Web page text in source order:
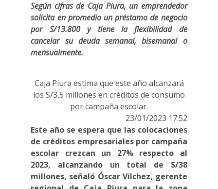
Según cifras de Caja Piura, un emprendedor
solicita en promedio un préstamo de negocio
por S/13.800 y tiene la flexibilidad de
cancelar su deuda semanal, bisemanal o
mensualmente.
Caja Piura estima que este año alcanzará
los S/3,5 millones en créditos de consumo
por campaña escolar.
23/01/2023 17:52
Este año se espera que las colocaciones
de créditos empresariales por campaña
escolar crezcan un 27% respecto al
2023, alcanzando un total de S/38
millones, señaló Óscar Vílchez, gerente